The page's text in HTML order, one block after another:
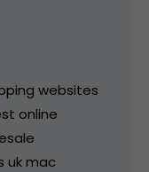
websites
online
uk mac